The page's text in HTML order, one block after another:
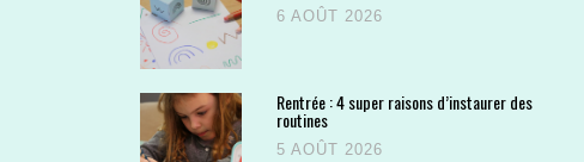
6 AOÛT 2026
Rentrée : 4 super raisons d’instaurer des
routines
5 AOÛT 2026